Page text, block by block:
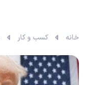
خانه کسب و کار